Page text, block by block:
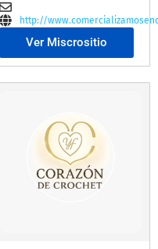
http://
Ver Miscrositio